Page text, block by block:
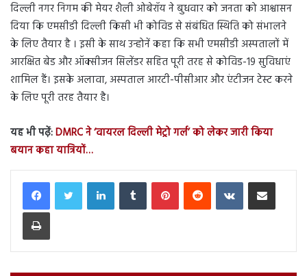
दिल्ली नगर निगम की मेयर शैली ओबेरॉय ने बुधवार को जनता को आश्वासन
दिया कि एमसीडी दिल्ली किसी भी कोविड से संबंधित स्थिति को संभालने
के लिए तैयार है । इसी के साथ उन्होनें कहा कि सभी एमसीडी अस्पतालों में
आरक्षित बेड और ऑक्सीजन सिलेंडर सहित पूरी तरह से कोविड-19 सुविधाएं
शामिल हैं। इसके अलावा, अस्पताल आरटी-पीसीआर और एंटीजन टेस्ट करने
के लिए पूरी तरह तैयार है।
यह भी पढ़ें:DMRC ने ‘वायरल दिल्ली मेट्रो गर्ल’ को लेकर जारी किया
बयान कहा यात्रियों…
LinkedInTumblr PinterestReddit VKontakteShare via Email
Print